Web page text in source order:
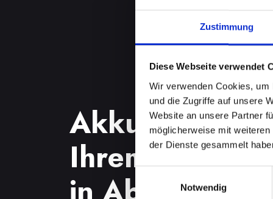
Zustimmung
Diese Webseite verwendet
Wir verwenden Cookies,
und die Zugriffe auf unsere
Website an unsere Partner
möglicherweise mit
der Dienste gesammelt
Notwendig
Ihrem